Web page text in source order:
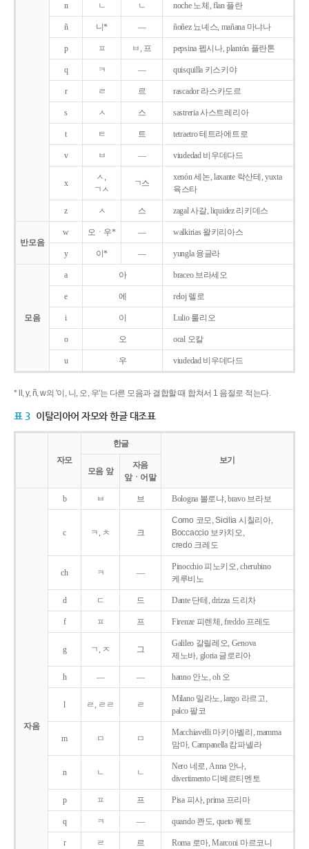
n ㄴ ㄴ noche 노체, flan 플란
ñ 니* ― ñoñez 뇨녜스, mañana 마냐나
p ㅍ ㅂ, 프 pepsina 펩시나, plantón 플란톤
q ㅋ ― quisquilla 키스키야
r ㄹ 르 rascador 라스카도르
s ㅅ 스 sastreria 사스트레리아
t ㅌ 트 tetraetro 테트라에트로
v ㅂ ― viudedad 비우데다드
x
ㅅ,
ㄱㅅ
ㄱ스
xenón 세논, laxante 락산테, yuxta
육스타
z ㅅ 스 zagal 사갈, liquidez 리키데스
반모음
w 오ㆍ우* ― walkirias 왈키리아스
y 이* ― yungla 융글라
모음
a 아 braceo 브라세오
e 에 reloj 렐로
i 이 Lulio 룰리오
o 오 ocal 오칼
u 우 viudedad 비우데다드
* ll, y, ñ, w의 '이, 니, 오, 우'는 다른 모음과 결합할 때 합쳐서 1 음절로 적는다.
표 3 이탈리아어 자모와 한글 대조표
자모
한글
보기
모음 앞
자음
앞ㆍ어말
자음
b ㅂ 브 Bologna 볼로냐, bravo 브라보
c ㅋ, ㅊ 크
Como 코모, Sicilia 시칠리아,
Boccaccio 보카치오,
credo 크레도
ch ㅋ ―
Pinocchio 피노키오, cherubino
케루비노
d ㄷ 드 Dante 단테, drizza 드리차
f ㅍ 프 Firenze 피렌체, freddo 프레도
g ㄱ, ㅈ 그
Galileo 갈릴레오, Genova
제노바, gloria 글로리아
h ― ― hanno 안노, oh 오
l ㄹ, ㄹㄹ ㄹ
Milano 밀라노, largo 라르고,
palco 팔코
m ㅁ ㅁ
Macchiavelli 마키아벨리, mamma
맘마, Campanella 캄파넬라
n ㄴ ㄴ
Nero 네로, Anna 안나,
divertimento 디베르티멘토
p ㅍ 프 Pisa 피사, prima 프리마
q ㅋ ― quando 콴도, queto 퀘토
r ㄹ 르 Roma 로마, Marconi 마르코니